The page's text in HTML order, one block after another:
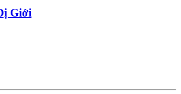
Giới